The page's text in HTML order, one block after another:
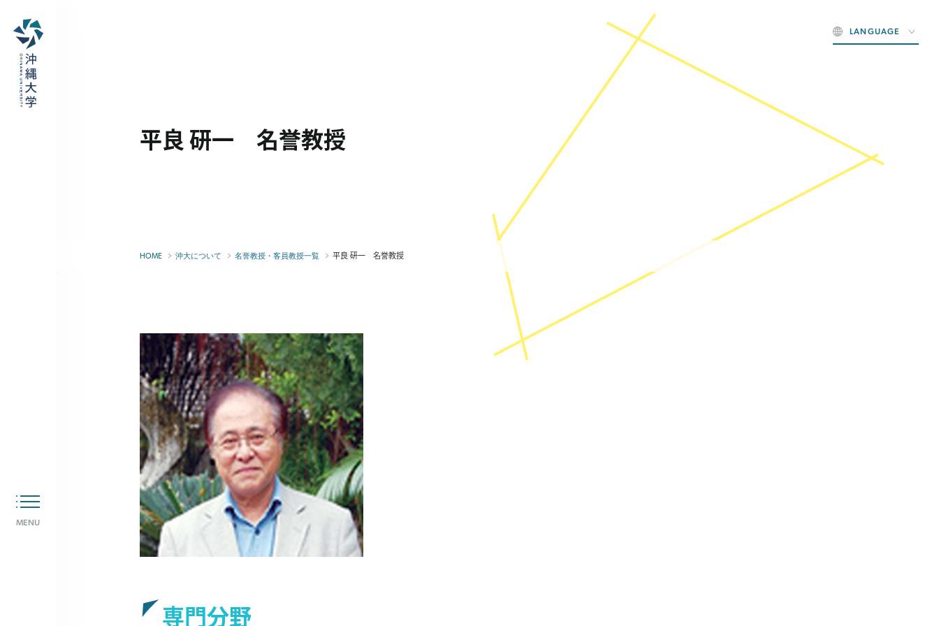
MENU
LANGUAGE
平良 研一 名誉教授
HOME 沖大について 名誉教授・客員教授一覧 平良 研一 名誉教授
専門分野